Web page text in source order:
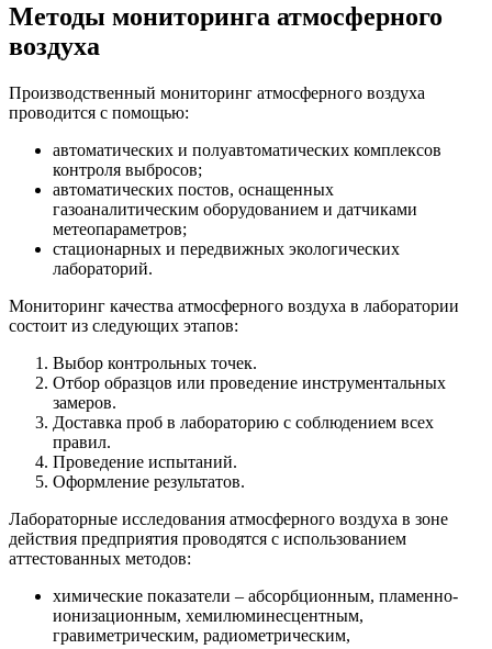
Методы мониторинга атмосферного
воздуха
Производственный мониторинг атмосферного воздуха
проводится с помощью:
автоматических и полуавтоматических комплексов
контроля выбросов;
автоматических постов, оснащенных
газоаналитическим оборудованием и датчиками
метеопараметров;
стационарных и передвижных экологических
лабораторий.
Мониторинг качества атмосферного воздуха в лаборатории
состоит из следующих этапов:
Выбор контрольных точек.
Отбор образцов или проведение инструментальных
замеров.
Доставка проб в лабораторию с соблюдением всех
правил.
Проведение испытаний.
Оформление результатов.
Лабораторные исследования атмосферного воздуха в зоне
действия предприятия проводятся с использованием
аттестованных методов:
химические показатели – абсорбционным, пламенно-
ионизационным, хемилюминесцентным,
гравиметрическим, радиометрическим,